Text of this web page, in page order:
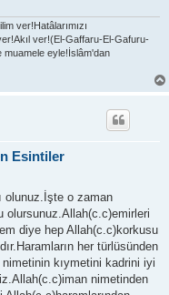
ver!Hatâlarımızı
ver!(El-Gaffaru-El-Gafuru-
muamele eyle!İslâm'dan
Esintiler
olunuz.İşte o zaman
olursunuz.Allah(c.c)emirleri
diye hep Allah(c.c)korkusu
her türlüsünden
nimetinin kıymetini kadrini iyi
nimetinden